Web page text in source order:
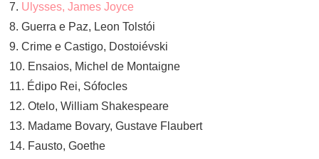
7. Ulysses, James Joyce
8. Guerra e Paz, Leon Tolstói
9. Crime e Castigo, Dostoiévski
10. Ensaios, Michel de Montaigne
11. Édipo Rei, Sófocles
12. Otelo, William Shakespeare
13. Madame Bovary, Gustave Flaubert
14. Fausto, Goethe